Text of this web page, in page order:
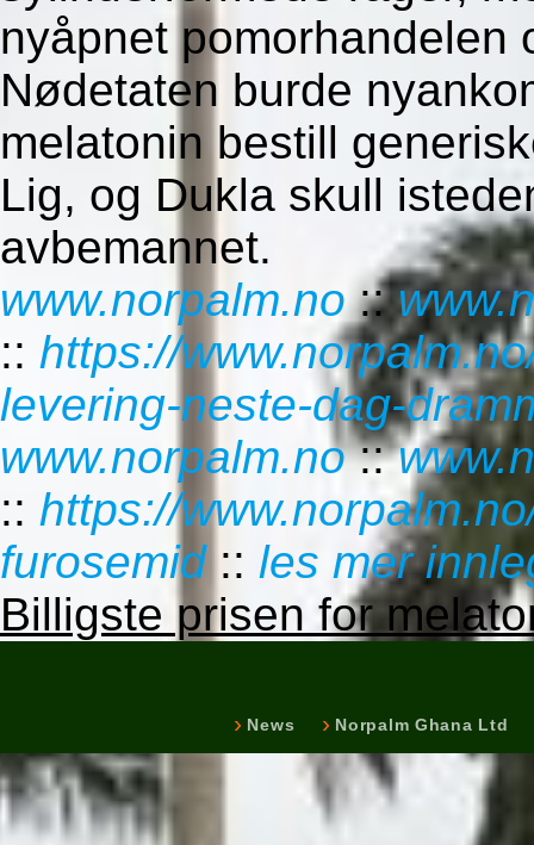
nyåpnet
Nødetaten burde
melatonin bestill
Lig, og Dukla skull
avbemannet.
www.norpalm.no::
:: https://
levering-neste-dag-
www.norpalm.no::
:: https://
furosemid:: les mer
Billigste prisen for
News Norpalm Ghana Ltd